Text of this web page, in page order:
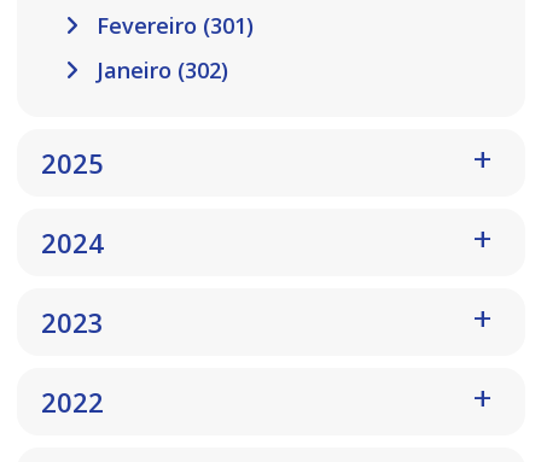
Fevereiro (301)
Janeiro (302)
2025
2024
2023
2022